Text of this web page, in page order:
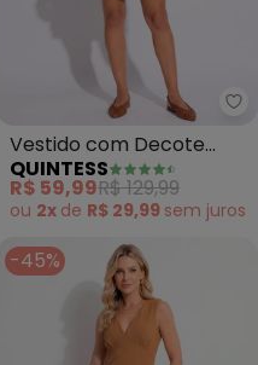
- Vestido (Marrom)
Vestido com Decote
Transpassado (Onça)
QUINTESS
R$ 59,99R$ 129,99
ou 2x de R$ 29,99 sem juros
-45%